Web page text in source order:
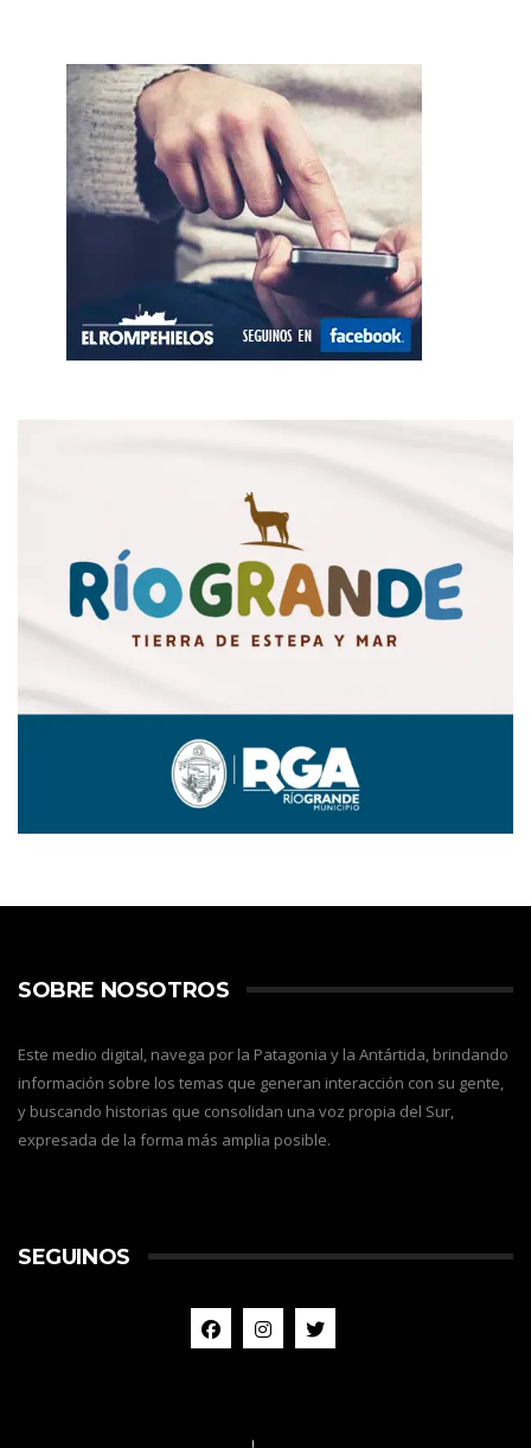
SOBRE NOSOTROS
Este medio digital, navega por la Patagonia y la Antártida, brindando
información sobre los temas que generan interacción con su gente,
y buscando historias que consolidan una voz propia del Sur,
expresada de la forma más amplia posible.
SEGUINOS